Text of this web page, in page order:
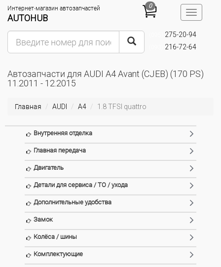
Toggle
0
Интернет-магазин автозапчастей
AUTOHUB
275-20-94
216-72-64
Автозапчасти для AUDI A4 Avant (CJEB) (170 PS)
11.2011 - 12.2015
Главная AUDI A4 1.8 TFSI quattro
Внутренняя отделка
Главная передача
Двигатель
Детали для сервиса / ТО / ухода
Дополнительные удобства
Замок
Колёса / шины
Комплектующие